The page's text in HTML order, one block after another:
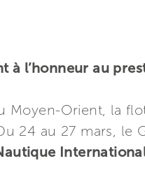
à l’honneur au
Moyen-Orient, la
24 au 27 mars, le